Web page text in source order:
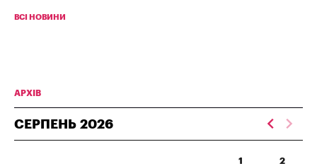
ВСІ НОВИНИ
АРХІВ
СЕРПЕНЬ 2026
1 2